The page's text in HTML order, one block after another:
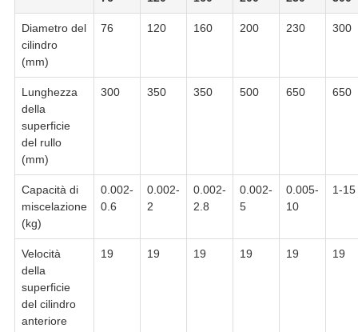
Diametro del
cilindro
(mm)
76 120 160 200 230 300
Lunghezza
della
superficie
del rullo
(mm)
300 350 350 500 650 650
Capacità di
miscelazione
(kg)
0.002-
0.6
0.002-
2
0.002-
2.8
0.002-
5
0.005-
10
1-15
Velocità
della
superficie
del cilindro
anteriore
19 19 19 19 19 19